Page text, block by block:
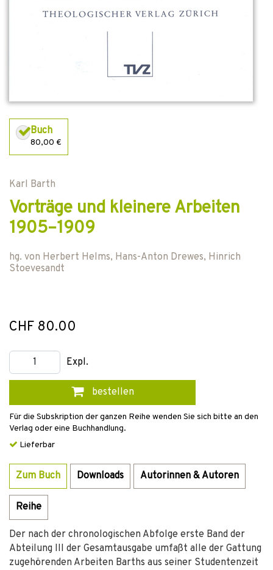
Buch
80,00 €
Karl Barth
Vorträge und kleinere Arbeiten
1905–1909
hg. von Herbert Helms, Hans-Anton Drewes, Hinrich
Stoevesandt
CHF 80.00
Expl.
bestellen
Für die Subskription der ganzen Reihe wenden Sie sich bitte an den
Verlag oder eine Buchhandlung.
Lieferbar
Zum Buch Downloads Autorinnen & Autoren
Reihe
Der nach der chronologischen Abfolge erste Band der
Abteilung III der Gesamtausgabe umfaßt alle der Gattung
zugehörenden Arbeiten Barths aus seiner Studentenzeit